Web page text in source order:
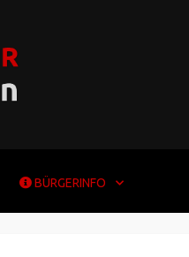
BÜRGERINFO